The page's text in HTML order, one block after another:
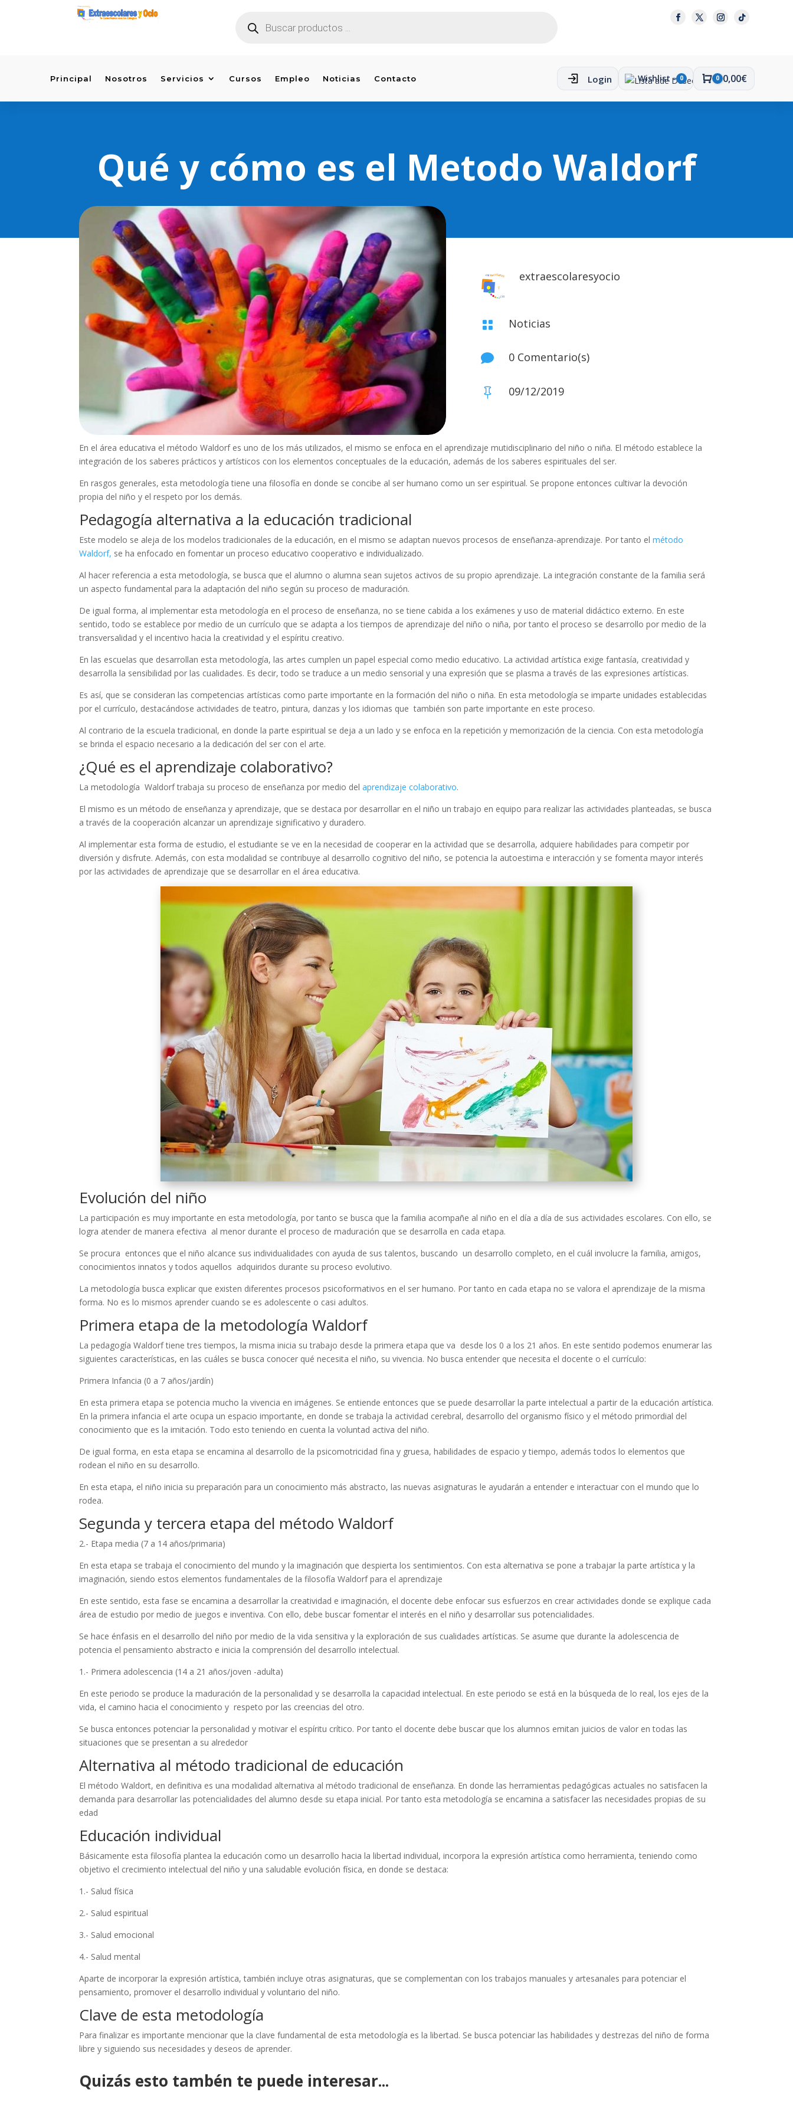
PRODUCTOS
Principal Nosotros Servicios Cursos Empleo Noticias Contacto Login Wishlist - 0
Carro
0 0,00€
Qué y cómo es el Metodo Waldorf
extraescolaresyocio
 Noticias
 0 Comentario(s)
 09/12/2019
En el área educativa el método Waldorf es uno de los más utilizados, el mismo se enfoca en el aprendizaje mutidisciplinario del niño o niña. El método establece la
integración de los saberes prácticos y artísticos con los elementos conceptuales de la educación, además de los saberes espirituales del ser.
En rasgos generales, esta metodología tiene una filosofía en donde se concibe al ser humano como un ser espiritual. Se propone entonces cultivar la devoción
propia del niño y el respeto por los demás.
Pedagogía alternativa a la educación tradicional
Este modelo se aleja de los modelos tradicionales de la educación, en el mismo se adaptan nuevos procesos de enseñanza-aprendizaje. Por tanto elmétodo
Waldorf, se ha enfocado en fomentar un proceso educativo cooperativo e individualizado.
Al hacer referencia a esta metodología, se busca que el alumno o alumna sean sujetos activos de su propio aprendizaje. La integración constante de la familia será
un aspecto fundamental para la adaptación del niño según su proceso de maduración.
De igual forma, al implementar esta metodología en el proceso de enseñanza, no se tiene cabida a los exámenes y uso de material didáctico externo. En este
sentido, todo se establece por medio de un currículo que se adapta a los tiempos de aprendizaje del niño o niña, por tanto el proceso se desarrollo por medio de la
transversalidad y el incentivo hacia la creatividad y el espíritu creativo.
En las escuelas que desarrollan esta metodología, las artes cumplen un papel especial como medio educativo. La actividad artística exige fantasía, creatividad y
desarrolla la sensibilidad por las cualidades. Es decir, todo se traduce a un medio sensorial y una expresión que se plasma a través de las expresiones artísticas.
Es así, que se consideran las competencias artísticas como parte importante en la formación del niño o niña. En esta metodología se imparte unidades establecidas
por el currículo, destacándose actividades de teatro, pintura, danzas y los idiomas que también son parte importante en este proceso.
Al contrario de la escuela tradicional, en donde la parte espiritual se deja a un lado y se enfoca en la repetición y memorización de la ciencia. Con esta metodología
se brinda el espacio necesario a la dedicación del ser con el arte.
¿Qué es el aprendizaje colaborativo?
La metodología Waldorf trabaja su proceso de enseñanza por medio delaprendizaje colaborativo.
El mismo es un método de enseñanza y aprendizaje, que se destaca por desarrollar en el niño un trabajo en equipo para realizar las actividades planteadas, se busca
a través de la cooperación alcanzar un aprendizaje significativo y duradero.
Al implementar esta forma de estudio, el estudiante se ve en la necesidad de cooperar en la actividad que se desarrolla, adquiere habilidades para competir por
diversión y disfrute. Además, con esta modalidad se contribuye al desarrollo cognitivo del niño, se potencia la autoestima e interacción y se fomenta mayor interés
por las actividades de aprendizaje que se desarrollar en el área educativa.
Evolución del niño
La participación es muy importante en esta metodología, por tanto se busca que la familia acompañe al niño en el día a día de sus actividades escolares. Con ello, se
logra atender de manera efectiva al menor durante el proceso de maduración que se desarrolla en cada etapa.
Se procura entonces que el niño alcance sus individualidades con ayuda de sus talentos, buscando un desarrollo completo, en el cuál involucre la familia, amigos,
conocimientos innatos y todos aquellos adquiridos durante su proceso evolutivo.
La metodología busca explicar que existen diferentes procesos psicoformativos en el ser humano. Por tanto en cada etapa no se valora el aprendizaje de la misma
forma. No es lo mismos aprender cuando se es adolescente o casi adultos.
Primera etapa de la metodología Waldorf
La pedagogía Waldorf tiene tres tiempos, la misma inicia su trabajo desde la primera etapa que va desde los 0 a los 21 años. En este sentido podemos enumerar las
siguientes características, en las cuáles se busca conocer qué necesita el niño, su vivencia. No busca entender que necesita el docente o el currículo:
Primera Infancia (0 a 7 años/jardín)
En esta primera etapa se potencia mucho la vivencia en imágenes. Se entiende entonces que se puede desarrollar la parte intelectual a partir de la educación artística.
En la primera infancia el arte ocupa un espacio importante, en donde se trabaja la actividad cerebral, desarrollo del organismo físico y el método primordial del
conocimiento que es la imitación. Todo esto teniendo en cuenta la voluntad activa del niño.
De igual forma, en esta etapa se encamina al desarrollo de la psicomotricidad fina y gruesa, habilidades de espacio y tiempo, además todos lo elementos que
rodean el niño en su desarrollo.
En esta etapa, el niño inicia su preparación para un conocimiento más abstracto, las nuevas asignaturas le ayudarán a entender e interactuar con el mundo que lo
rodea.
Segunda y tercera etapa del método Waldorf
2.- Etapa media (7 a 14 años/primaria)
En esta etapa se trabaja el conocimiento del mundo y la imaginación que despierta los sentimientos. Con esta alternativa se pone a trabajar la parte artística y la
imaginación, siendo estos elementos fundamentales de la filosofía Waldorf para el aprendizaje
En este sentido, esta fase se encamina a desarrollar la creatividad e imaginación, el docente debe enfocar sus esfuerzos en crear actividades donde se explique cada
área de estudio por medio de juegos e inventiva. Con ello, debe buscar fomentar el interés en el niño y desarrollar sus potencialidades.
Se hace énfasis en el desarrollo del niño por medio de la vida sensitiva y la exploración de sus cualidades artísticas. Se asume que durante la adolescencia de
potencia el pensamiento abstracto e inicia la comprensión del desarrollo intelectual.
1.- Primera adolescencia (14 a 21 años/joven -adulta)
En este periodo se produce la maduración de la personalidad y se desarrolla la capacidad intelectual. En este periodo se está en la búsqueda de lo real, los ejes de la
vida, el camino hacia el conocimiento y respeto por las creencias del otro.
Se busca entonces potenciar la personalidad y motivar el espíritu crítico. Por tanto el docente debe buscar que los alumnos emitan juicios de valor en todas las
situaciones que se presentan a su alrededor
Alternativa al método tradicional de educación
El método Waldort, en definitiva es una modalidad alternativa al método tradicional de enseñanza. En donde las herramientas pedagógicas actuales no satisfacen la
demanda para desarrollar las potencialidades del alumno desde su etapa inicial. Por tanto esta metodología se encamina a satisfacer las necesidades propias de su
edad
Educación individual
Básicamente esta filosofía plantea la educación como un desarrollo hacia la libertad individual, incorpora la expresión artística como herramienta, teniendo como
objetivo el crecimiento intelectual del niño y una saludable evolución física, en donde se destaca:
1.- Salud física
2.- Salud espiritual
3.- Salud emocional
4.- Salud mental
Aparte de incorporar la expresión artística, también incluye otras asignaturas, que se complementan con los trabajos manuales y artesanales para potenciar el
pensamiento, promover el desarrollo individual y voluntario del niño.
Clave de esta metodología
Para finalizar es importante mencionar que la clave fundamental de esta metodología es la libertad. Se busca potenciar las habilidades y destrezas del niño de forma
libre y siguiendo sus necesidades y deseos de aprender.
Quizás esto tambén te puede interesar...